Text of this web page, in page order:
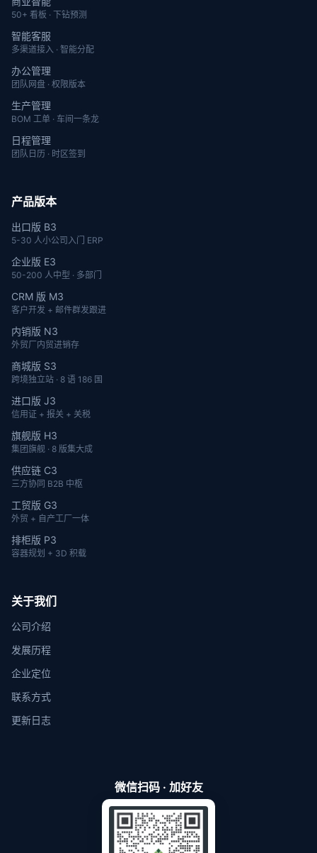
50+ 看板 · 下钻预测
智能客服
多渠道接入 · 智能分配
办公管理
团队网盘 · 权限版本
生产管理
BOM 工单 · 车间一条龙
日程管理
团队日历 · 时区签到
产品版本
出口版 B3
5-30 人小公司入门 ERP
企业版 E3
50-200 人中型 · 多部门
CRM 版 M3
客户开发 + 邮件群发跟进
内销版 N3
外贸厂内贸进销存
商城版 S3
跨境独立站 · 8 语 186 国
进口版 J3
信用证 + 报关 + 关税
旗舰版 H3
集团旗舰 · 8 版集大成
供应链 C3
三方协同 B2B 中枢
工贸版 G3
外贸 + 自产工厂一体
排柜版 P3
容器规划 + 3D 积载
关于我们
公司介绍
发展历程
企业定位
联系方式
更新日志
微信扫码 · 加好友